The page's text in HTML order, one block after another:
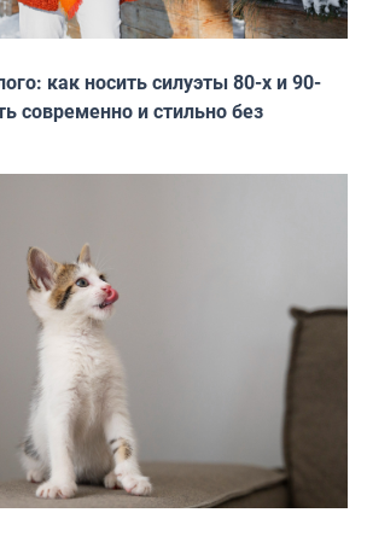
как носить силуэты 80-х и 90-
современно и стильно без